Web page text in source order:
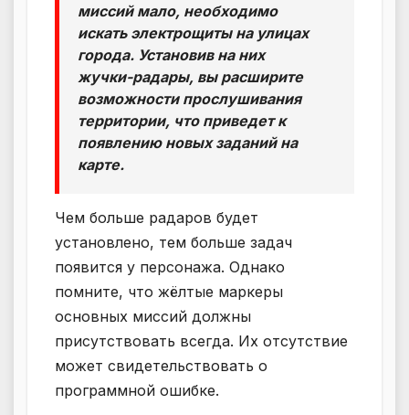
миссий мало, необходимо
искать электрощиты на улицах
города. Установив на них
жучки-радары, вы расширите
возможности прослушивания
территории, что приведет к
появлению новых заданий на
карте.
Чем больше радаров будет
установлено, тем больше задач
появится у персонажа. Однако
помните, что жёлтые маркеры
основных миссий должны
присутствовать всегда. Их отсутствие
может свидетельствовать о
программной ошибке.